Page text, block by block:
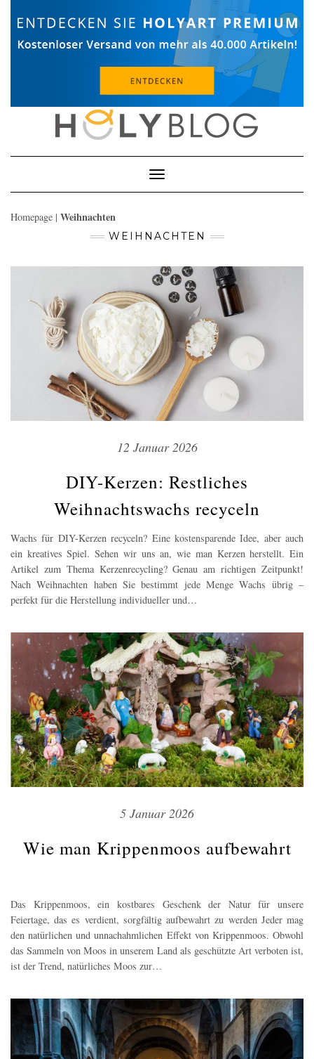
Toggle
Navigation
Homepage | Weihnachten
WEIHNACHTEN
12 Januar 2026
DIY-Kerzen: Restliches
Weihnachtswachs recyceln
Wachs für DIY-Kerzen recyceln? Eine kostensparende Idee, aber auch
ein kreatives Spiel. Sehen wir uns an, wie man Kerzen herstellt. Ein
Artikel zum Thema Kerzenrecycling? Genau am richtigen Zeitpunkt!
Nach Weihnachten haben Sie bestimmt jede Menge Wachs übrig –
perfekt für die Herstellung individueller und…
5 Januar 2026
Wie man Krippenmoos aufbewahrt
Das Krippenmoos, ein kostbares Geschenk der Natur für unsere
Feiertage, das es verdient, sorgfältig aufbewahrt zu werden Jeder mag
den natürlichen und unnachahmlichen Effekt von Krippenmoos. Obwohl
das Sammeln von Moos in unserem Land als geschützte Art verboten ist,
ist der Trend, natürliches Moos zur…